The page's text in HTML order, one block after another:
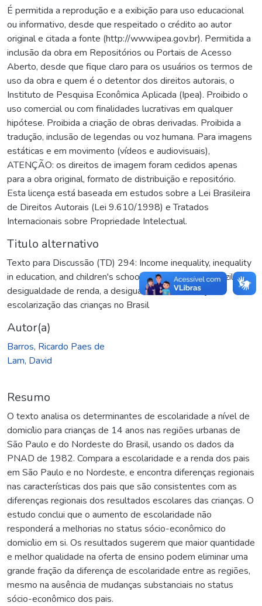
É permitida a reprodução e a exibição para uso educacional
ou informativo, desde que respeitado o crédito ao autor
original e citada a fonte (http://www.ipea.gov.br). Permitida a
inclusão da obra em Repositórios ou Portais de Acesso
Aberto, desde que fique claro para os usuários os termos de
uso da obra e quem é o detentor dos direitos autorais, o
Instituto de Pesquisa Econômica Aplicada (Ipea). Proibido o
uso comercial ou com finalidades lucrativas em qualquer
hipótese. Proibida a criação de obras derivadas. Proibida a
tradução, inclusão de legendas ou voz humana. Para imagens
estáticas e em movimento (vídeos e audiovisuais),
ATENÇÃO: os direitos de imagem foram cedidos apenas
para a obra original, formato de distribuição e repositório.
Esta licença está baseada em estudos sobre a Lei Brasileira
de Direitos Autorais (Lei 9.610/1998) e Tratados
Internacionais sobre Propriedade Intelectual.
Titulo alternativo
Texto para Discussão (TD) 294: Income inequality, inequality
in education, and children's schooling attainment in Brazil,A
desigualdade de renda, a desigualdade na educação, e
escolarização das crianças no Brasil
Autor(a)
Barros, Ricardo Paes de
Lam, David
Resumo
O texto analisa os determinantes de escolaridade a nível de
domicílio para crianças de 14 anos nas regiões urbanas de
São Paulo e do Nordeste do Brasil, usando os dados da
PNAD de 1982. Compara a escolaridade e a renda dos pais
em São Paulo e no Nordeste, e encontra diferenças regionais
nas características dos pais que são consistentes com as
diferenças regionais dos resultados escolares das crianças. O
estudo conclui que o aumento de escolaridade não
responderá a melhorias no status sócio-econômico do
domicílio em si. Os resultados sugerem que maior quantidade
e melhor qualidade na oferta de ensino podem eliminar uma
grande fração da diferença de escolaridade entre as regiões,
mesmo na ausência de mudanças substanciais no status
sócio-econômico dos pais.